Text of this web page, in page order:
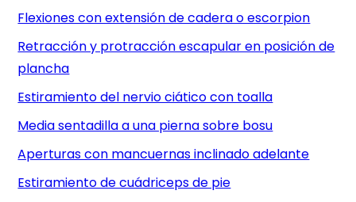
Flexiones con extensión de cadera o escorpion
Retracción y protracción escapular en posición de
plancha
Estiramiento del nervio ciático con toalla
Media sentadilla a una pierna sobre bosu
Aperturas con mancuernas inclinado adelante
Estiramiento de cuádriceps de pie